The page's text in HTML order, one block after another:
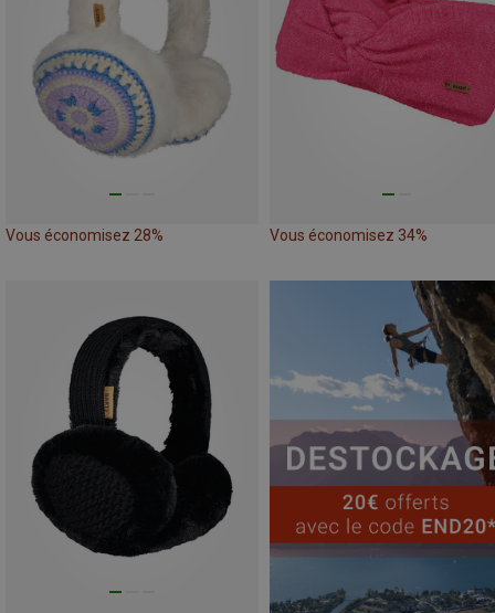
Vous économisez 28% Vous économisez 34%